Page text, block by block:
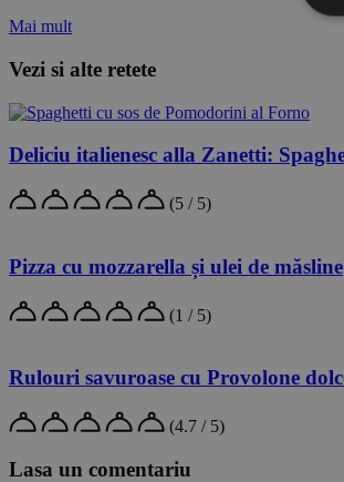
Mai mult
Vezi si alte retete
Deliciu italienesc alla Zanetti:
(5 / 5)
Pizza cu mozzarella și ulei de măsline
(1 / 5)
Rulouri savuroase cu Provolone
(4.7 / 5)
Lasa un comentariu